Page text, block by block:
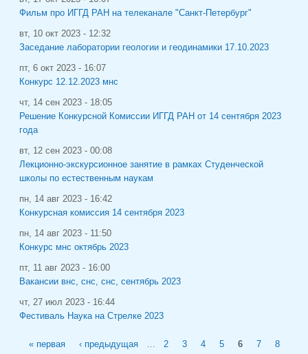
Фильм про ИГГД РАН на телеканале "Санкт-Петербург"
вт, 10 окт 2023 - 12:32
Заседание лаборатории геологии и геодинамики 17.10.2023
пт, 6 окт 2023 - 16:07
Конкурс 12.12.2023 мнс
чт, 14 сен 2023 - 18:05
Решение Конкурсной Комиссии ИГГД РАН от 14 сентября 2023
года
вт, 12 сен 2023 - 00:08
Лекционно-экскурсионное занятие в рамках Студенческой
школы по естественным наукам
пн, 14 авг 2023 - 16:42
Конкурсная комиссия 14 сентября 2023
пн, 14 авг 2023 - 11:50
Конкурс мнс октябрь 2023
пт, 11 авг 2023 - 16:00
Вакансии внс, снс, снс, сентябрь 2023
чт, 27 июл 2023 - 16:44
Фестиваль Наука на Стрелке 2023
« первая ‹ предыдущая 2 3 4 5 6 7
8